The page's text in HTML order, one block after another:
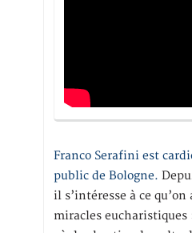
Franco Serafini est
public de Bologne.
il s’intéresse à ce
miracles